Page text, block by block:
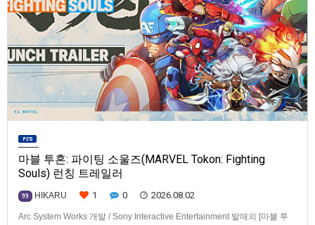
마블 투혼: 파이팅 소울즈(MARVEL Tokon: Fighting
Souls) 런칭 트레일러
99 HIKARU 1 0 2026.08.02
Arc System Works 개발 / Sony Interactive Entertainment 발매의 [마블 투